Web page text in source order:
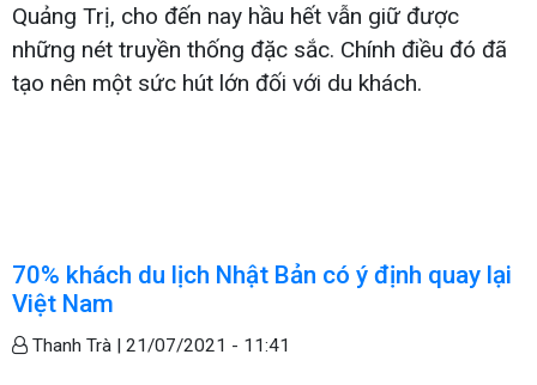
Quảng Trị, cho đến nay hầu hết vẫn giữ được
những nét truyền thống đặc sắc. Chính điều đó đã
tạo nên một sức hút lớn đối với du khách.
70% khách du lịch Nhật Bản có ý định quay lại
Việt Nam
Thanh Trà | 21/07/2021 - 11:41